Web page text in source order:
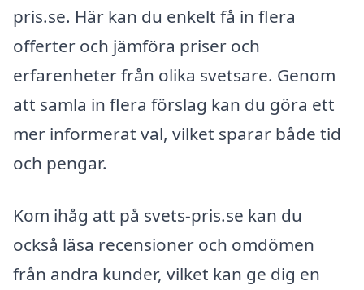
pris.se. Här kan du enkelt få in flera
offerter och jämföra priser och
erfarenheter från olika svetsare. Genom
att samla in flera förslag kan du göra ett
mer informerat val, vilket sparar både tid
och pengar.
Kom ihåg att på svets-pris.se kan du
också läsa recensioner och omdömen
från andra kunder, vilket kan ge dig en